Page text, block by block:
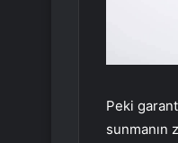
Peki
sunmanın